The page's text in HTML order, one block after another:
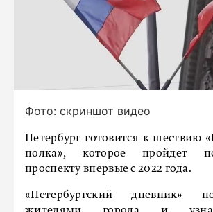
Фото: скриншот видео
Петербург готовится к шествию
полка», которое пройдет
проспекту впервые с 2022 года.
«Петербургский дневник»